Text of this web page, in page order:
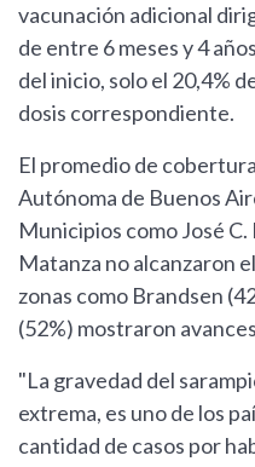
vacunación adicional
de entre 6 meses y 4
del inicio, solo el 20,4%
dosis correspondiente.
El promedio de
Autónoma de Buenos
Municipios como José
Matanza no alcanzaron
zonas como Brandsen
(52%) mostraron
"La gravedad del
extrema, es uno de los
cantidad de casos por